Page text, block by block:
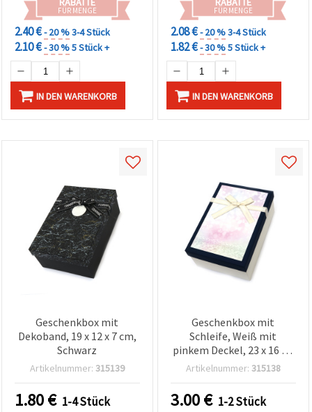
FÜR MENGE
2.40 €- 20 %3-4 Stück
2.10 €- 30 %5 Stück +
IN DEN WARENKORB
FÜR MENGE
2.08 €- 20 %3-4 Stück
1.82 €- 30 %5 Stück +
IN DEN WARENKORB
Geschenkbox mit
Dekoband, 19 x 12 x 7 cm,
Schwarz
Artikelnummer: 315139
1.80€ 1-4 Stück
Geschenkbox mit
Schleife, Weiß mit
pinkem Deckel, 23 x 16 x 9
cm –
Basteln & DIY
Artikelnummer: 315138
3.00€ 1-2 Stück